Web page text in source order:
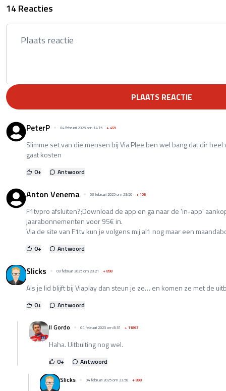
14 Reacties
PLAATS REACTIE
PeterP 04 februari 2025 om 14:15 +459
Slimme set van die mensen bij Via Plee ben wel bang dat dir
gaat kosten
0+ Antwoord
Anton Venema 03 februari 2025 om 23:56 +108
F1tvpro afsluiten?;Download de app en ga naar de 'in-app'
jaarabonnementen voor 95€ in.
Via de site van F1tv kun je volgens mij al1 nog maar een
0+ Antwoord
Slicks 03 februari 2025 om 23:21 +898
Als je lid blijft bij Viaplay dan steun je ze… en komen ze met de
0+ Antwoord
Il Gordo 04 februari 2025 om 8:31 +11863
Haha. Uitbuiting nog wel.
0+
Antwoord
Slicks
04 februari 2025 om 23:58 +898